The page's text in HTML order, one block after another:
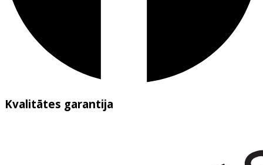
Kvalitātes garantija